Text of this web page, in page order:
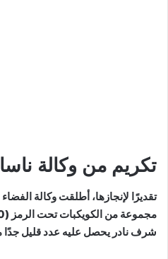
تكريم من وكالة ناسا
تقديرًا لإنجازها، أطلقت وكالة
شرف نادر يحصل عليه عدد قليل جدًا